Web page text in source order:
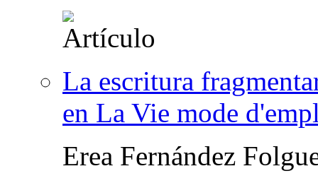
La escritura
en La Vie mode
Erea Fernández